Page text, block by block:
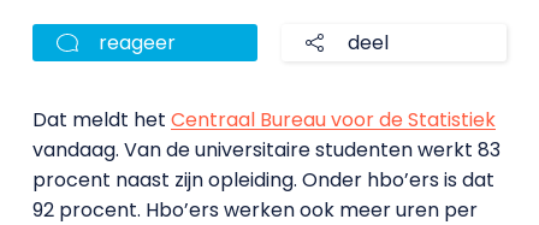
reageer deel
Dat meldt het Centraal Bureau voor de Statistiek
vandaag. Van de universitaire studenten werkt 83
procent naast zijn opleiding. Onder hbo’ers is dat
92 procent. Hbo’ers werken ook meer uren per